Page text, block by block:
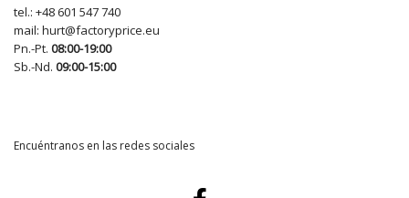
tel.: +48 601 547 740
mail: hurt@factoryprice.eu
Pn.-Pt. 08:00-19:00
Sb.-Nd. 09:00-15:00
Encuéntranos en las redes sociales